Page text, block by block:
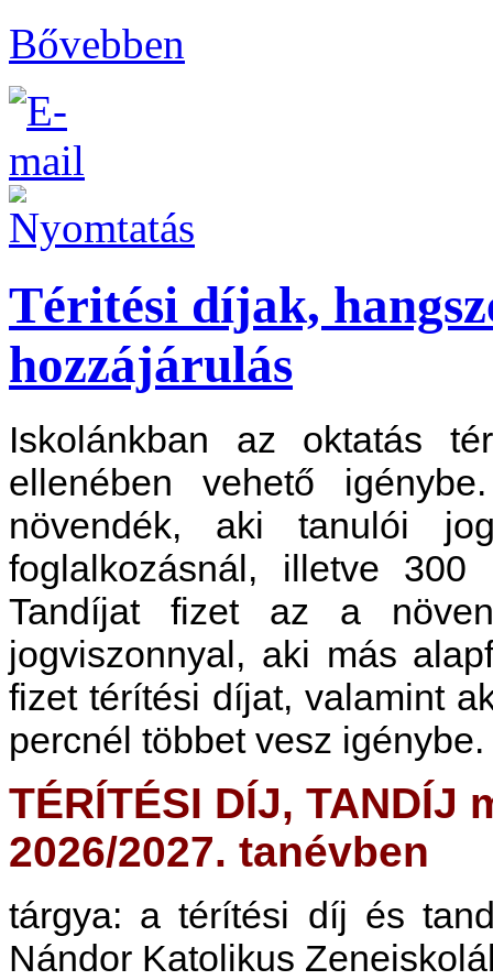
Bővebben
Téritési díjak,
hozzájárulás
Iskolánkban az oktatás
ellenében vehető
növendék, aki tanulói
foglalkozásnál, illetve
Tandíjat fizet az a
jogviszonnyal, aki más
fizet térítési díjat, valamint
percnél többet vesz igénybe.
TÉRÍTÉSI DÍJ,
2026/2027. tanévben
tárgya: a térítési díj és
Nándor Katolikus